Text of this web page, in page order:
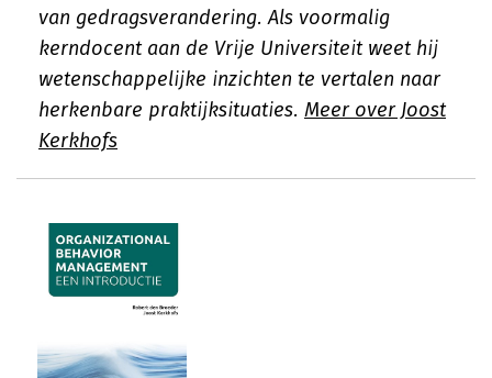
van gedragsverandering. Als voormalig
kerndocent aan de Vrije Universiteit weet hij
wetenschappelijke inzichten te vertalen naar
herkenbare praktijksituaties. Meer over Joost
Kerkhofs